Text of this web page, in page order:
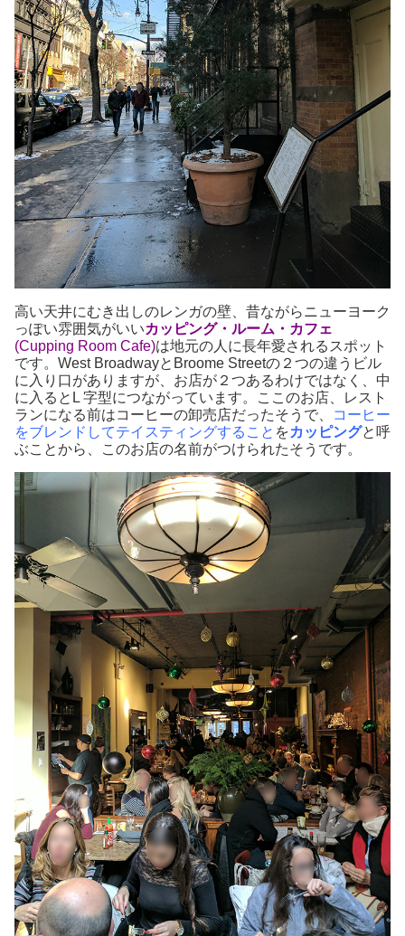
高い天井にむき出しのレンガの壁、昔ながらニューヨーク
っぽい雰囲気がいいカッピング・ルーム・カフェ
(Cupping Room Cafe)は地元の人に長年愛されるスポット
です。West BroadwayとBroome Streetの２つの違うビル
に入り口がありますが、お店が２つあるわけではなく、中
に入るとL 字型につながっています。ここのお店、レスト
ランになる前はコーヒーの卸売店だったそうで、
コーヒー
をブレンドしてテイスティングすること をカッピングと呼
ぶことから、このお店の名前がつけられたそうです。